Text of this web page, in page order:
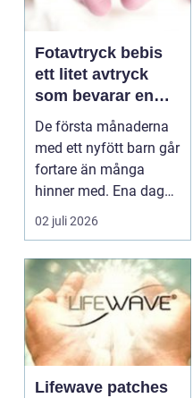
Fotavtryck bebis
ett litet avtryck
som bevarar en
stor stund
De första månaderna
med ett nyfött barn går
fortare än många
hinner med. Ena dagen
ryms hela foten i...
02 juli 2026
Lifewave patches